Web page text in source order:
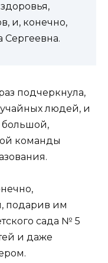
и, конечно,
Сергеевна.
подчеркнула,
людей, и
большой,
команды
подарив им
сада № 5
и даже